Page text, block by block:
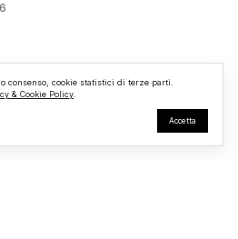
Sul posto sono intervenuti
consenso, cookie statistici di terze parti.
& Cookie Policy
Accetta